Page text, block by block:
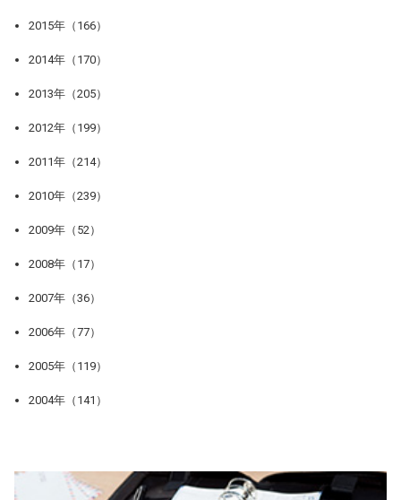
2015年（166）
2014年（170）
2013年（205）
2012年（199）
2011年（214）
2010年（239）
2009年（52）
2008年（17）
2007年（36）
2006年（77）
2005年（119）
2004年（141）